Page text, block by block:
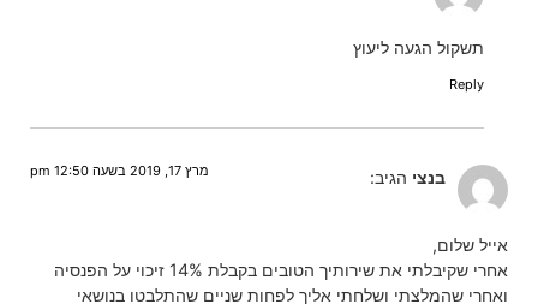
תשקול הגעה ליעוץ
Reply
בנצי הגיב: מרץ 17, 2019 בשעה 12:50 pm
אייל שלום,
אחרי שקיבלתי את שירותיך הטובים בקבלת 14% זיכוי על הפנסיה
ואחרי שהמלצתי ושלחתי אליך לפחות שניים שהתלבטו בנושאי